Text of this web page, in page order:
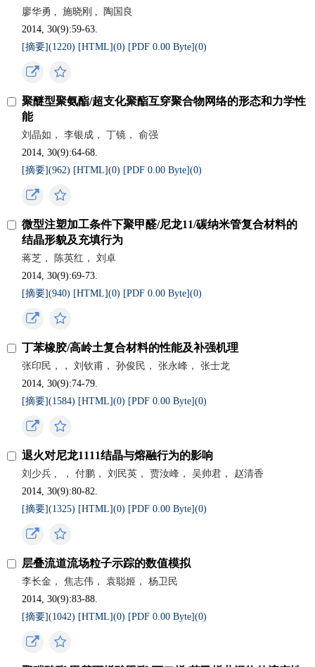
廖华勇 , 施晓刚 ,
陶国良
2014, 30(9):59-63.
[摘要](1220) [HTML](0) [PDF 0.00 Byte](0)
聚醚型聚氨酯/超支化聚酯互穿聚合物网络的形态和力学性
能
刘晶如， 李银成， 丁镜， 俞强
2014, 30(9):64-68.
[摘要](962) [HTML](0) [PDF 0.00 Byte](0)
微型注塑加工条件下聚甲醛/尼龙11/碳纳米管复合材料的
结晶形貌及充填行为
蒋芝， 陈英红， 刘卓
2014, 30(9):69-73.
[摘要](940) [HTML](0) [PDF 0.00 Byte](0)
丁苯橡胶/高岭土复合材料的性能及补强机理
张印民，， 刘钦甫， 孙俊民， 张永峰， 张士龙
2014, 30(9):74-79.
[摘要](1584) [HTML](0) [PDF 0.00 Byte](0)
退火对尼龙1111结晶与熔融行为的影响
刘少兵 ,
， 付鹏， 刘民英， 贾汝峰， 吴帅君， 赵清香
2014, 30(9):80-82.
[摘要](1325) [HTML](0) [PDF 0.00 Byte](0)
层叠流道流场粒子示踪的数值模拟
李长金， 焦志伟， 袁聪姬， 杨卫民
2014, 30(9):83-88.
[摘要](1042) [HTML](0) [PDF 0.00 Byte](0)